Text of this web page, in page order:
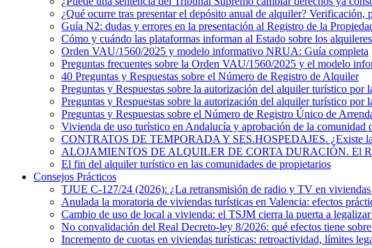
¿Qué ocurre tras presentar el depósito anual de alquiler?
Guía N2: dudas y errores en la presentación al Registro de la
Cómo y cuándo las plataformas informan al Estado sobre los
Orden VAU/1560/2025 y modelo informativo NRUA: Guía completa
Preguntas frecuentes sobre la Orden VAU/1560/2025 y el modelo
40 Preguntas y Respuestas sobre el Número de Registro de Alquiler
Preguntas y Respuestas sobre la autorización del alquiler turístico por
Preguntas y Respuestas sobre la autorización del alquiler turístico por
Preguntas y Respuestas sobre el Número de Registro Único de
Vivienda de uso turístico en Andalucía y aprobación de la comunidad
CONTRATOS DE TEMPORADA Y SES.HOSPEDAJES. ¿Existe la
ALOJAMIENTOS DE ALQUILER DE CORTA DURACIÓN. El
El fin del alquiler turístico en las comunidades de propietarios
Consejos Prácticos
TJUE C-127/24 (2026): ¿La retransmisión de radio y TV en
Anulada la moratoria de viviendas turísticas en Valencia: efectos
Cambio de uso de local a vivienda: el TSJM cierra la puerta a
No convalidación del Real Decreto-ley 8/2026: qué efectos tiene
Incremento de cuotas en viviendas turísticas: retroactividad, límites